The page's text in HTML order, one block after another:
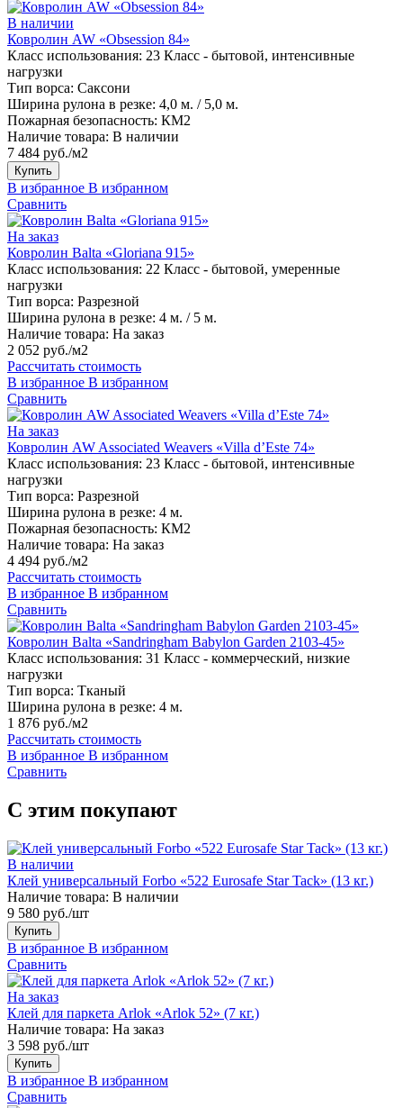
В наличии
Ковролин AW «Obsession 84»
Класс использования: 23 Класс - бытовой, интенсивные
нагрузки
Тип ворса: Саксони
Ширина рулона в резке: 4,0 м. / 5,0 м.
Пожарная безопасность: КМ2
Наличие товара: В наличии
7 484 руб./м2
Купить
В избранное В избранном
Сравнить
На заказ
Ковролин Balta «Gloriana 915»
Класс использования: 22 Класс - бытовой, умеренные
нагрузки
Тип ворса: Разрезной
Ширина рулона в резке: 4 м. / 5 м.
Наличие товара: На заказ
2 052 руб./м2
Рассчитать стоимость
В избранное В избранном
Сравнить
На заказ
Ковролин AW Associated Weavers «Villa d’Este 74»
Класс использования: 23 Класс - бытовой, интенсивные
нагрузки
Тип ворса: Разрезной
Ширина рулона в резке: 4 м.
Пожарная безопасность: КМ2
Наличие товара: На заказ
4 494 руб./м2
Рассчитать стоимость
В избранное В избранном
Сравнить
Ковролин Balta «Sandringham Babylon Garden 2103-45»
Класс использования: 31 Класс - коммерческий, низкие
нагрузки
Тип ворса: Тканый
Ширина рулона в резке: 4 м.
1 876 руб./м2
Рассчитать стоимость
В избранное В избранном
Сравнить
С этим покупают
В наличии
Клей универсальный Forbo «522 Eurosafe Star Tack» (13 кг.)
Наличие товара: В наличии
9 580 руб./шт
Купить
В избранное В избранном
Сравнить
На заказ
Клей для паркета Arlok «Arlok 52» (7 кг.)
Наличие товара: На заказ
3 598 руб./шт
Купить
В избранное В избранном
Сравнить